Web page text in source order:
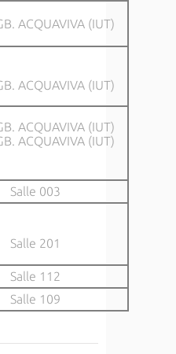
ACQUAVIVA (IUT)
ACQUAVIVA (IUT)
ACQUAVIVA (IUT)
ACQUAVIVA (IUT)
Salle 003
Salle 201
Salle 112
Salle 109